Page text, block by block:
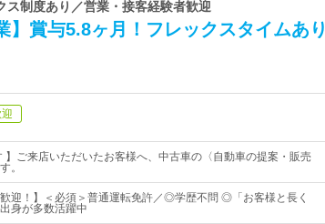
制度あり／営業・接客経験者歓迎
】賞与5.8ヶ月！フレックスタイムあり
】ご来店いただいたお客様へ、中古車の〈自動車の提案・販売
。
歓迎！】＜必須＞普通運転免許／◎学歴不問 ◎「お客様と長く
身が多数活躍中